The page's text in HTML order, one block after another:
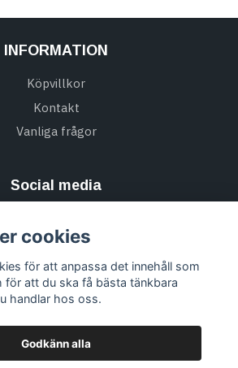
INFORMATION
Köpvillkor
Kontakt
Vanliga frågor
Social media
& Prenumerera på vårt
nyhetsbrev
cookies
för att anpassa det innehåll som
för att du ska få bästa tänkbara
handlar hos oss.
Godkänn alla